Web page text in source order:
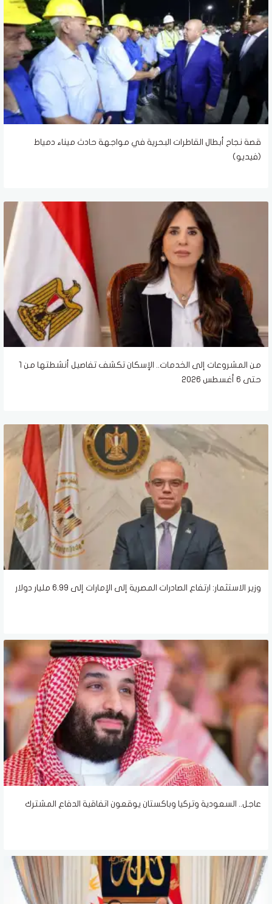
قصة نجاح أبطال القاطرات البحرية في مواجهة حادث ميناء دمياط
(فيديو)
من المشروعات إلى الخدمات.. الإسكان تكشف تفاصيل أنشطتها من 1
حتى 6 أغسطس 2026
وزير الاستثمار: ارتفاع الصادرات المصرية إلى الإمارات إلى 6.99 مليار دولار
عاجل.. السعودية وتركيا وباكستان يوقعون اتفاقية الدفاع المشترك